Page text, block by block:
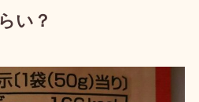
い？